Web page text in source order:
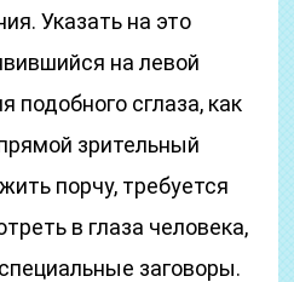
Указать на это
на левой
подобного сглаза, как
зрительный
порчу, требуется
в глаза человека,
заговоры.